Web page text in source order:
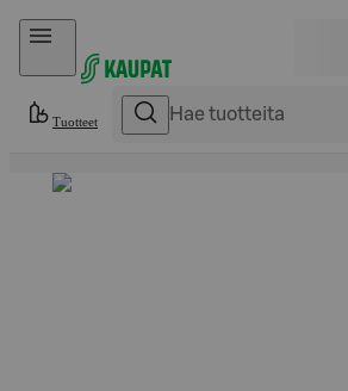
Hyppää sisältöön
Tuotteet